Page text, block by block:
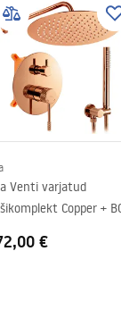
Venti varjatud
Copper +
€